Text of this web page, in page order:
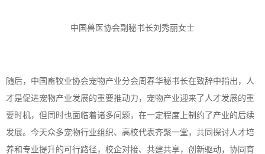
中国兽医协会副秘书长刘秀丽女士
随后，中国畜牧业协会宠物产业分会周春华秘书长在致辞中指出，人
才是促进宠物产业发展的重要推动力，宠物产业迎来了人才发展的重
要时机，但同时也面临着诸多问题，在一定程度上制约了产业的后续
发展。今天众多宠物行业组织、高校代表齐聚一堂，共同探讨人才培
养和专业提升的可行路径，校企对接、共建共享，创新驱动，协同育